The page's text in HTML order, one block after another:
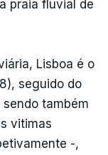
praia fluvial de
Lisboa é o
seguido do
sendo também
vitimas
-,